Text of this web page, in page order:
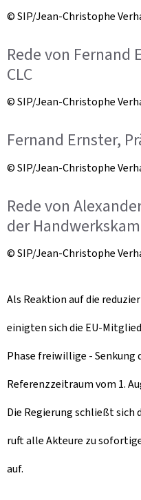
© SIP/Jean-Christophe
Rede von Fernand
CLC
© SIP/Jean-Christophe
Fernand Ernster,
© SIP/Jean-Christophe
Rede von
der
© SIP/Jean-Christophe
Als Reaktion auf die
einigten sich die EU-
Phase freiwillige - Senkung
Referenzzeitraum vom 1.
Die Regierung schließt sich
ruft alle Akteure zu
auf.